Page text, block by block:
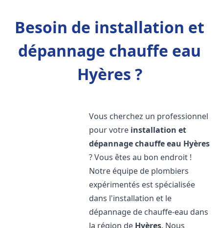
Besoin de installation et
dépannage chauffe eau
Hyères ?
Vous cherchez un professionnel
pour votre installation et
dépannage chauffe eau Hyères
? Vous êtes au bon endroit !
Notre équipe de plombiers
expérimentés est spécialisée
dans l'installation et le
dépannage de chauffe-eau dans
la région de Hyères. Nous